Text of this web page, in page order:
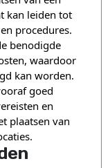
kan leiden tot
procedures.
benodigde
waardoor
kan worden.
goed
en
plaatsen van